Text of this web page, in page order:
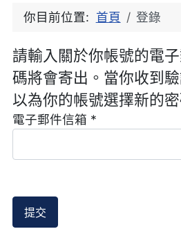
你目前位置: 首頁 登錄
請輸入關於你帳號的電
碼將會寄出。當你收到
以為你的帳號選擇新的密
電子郵件信箱 *
提交